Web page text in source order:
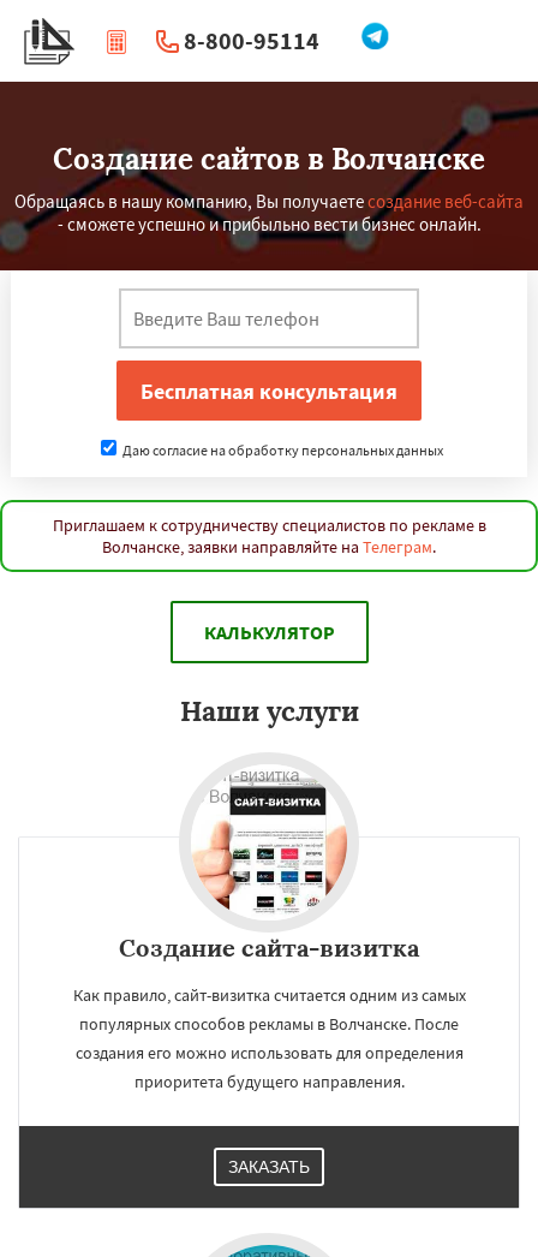
8-800-95114
| Перезвоните мне
Создание сайтов в Волчанске
Обращаясь в нашу компанию, Вы получаетесоздание веб-сайта
- сможете успешно и прибыльно вести бизнес онлайн.
Даю согласие на обработку персональных данных
Приглашаем к сотрудничеству специалистов по рекламе в
Волчанске, заявки направляйте на Телеграм.
КАЛЬКУЛЯТОР
Наши услуги
Создание сайта-визитка
Как правило, сайт-визитка считается одним из самых
популярных способов рекламы в Волчанске. После
создания его можно использовать для определения
приоритета будущего направления.
ЗАКАЗАТЬ